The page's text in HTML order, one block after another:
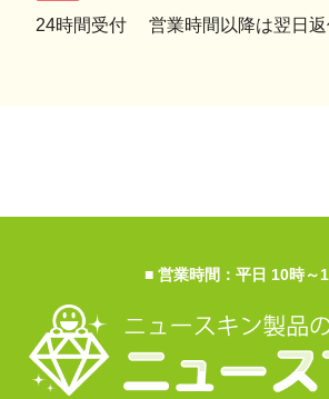
24時間受付 営業時間以降は翌日
■ 営業時間：平日 10時～